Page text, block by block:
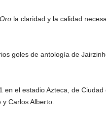
la claridad y la calidad
goles de antología de
el estadio Azteca, de Ciudad
Carlos Alberto.